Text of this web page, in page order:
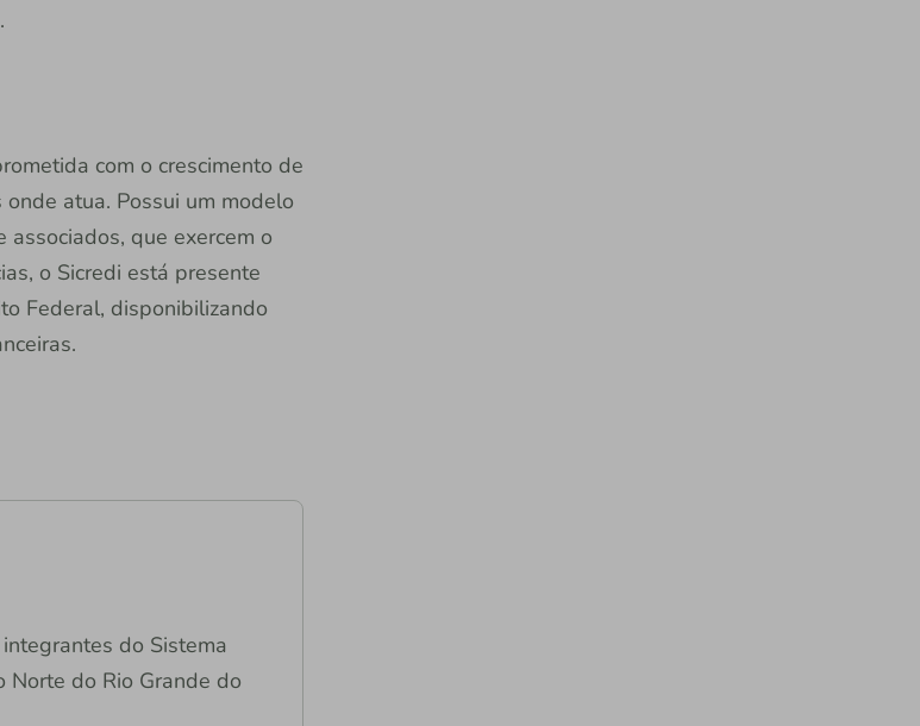
com o crescimento de
atua. Possui um modelo
que exercem o
o Sicredi está presente
Federal, disponibilizando
do Sistema
Norte do Rio Grande do